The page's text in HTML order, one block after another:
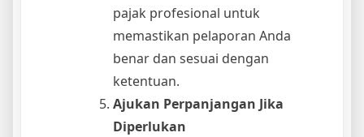
pajak profesional untuk
memastikan pelaporan Anda
benar dan sesuai dengan
ketentuan.
Ajukan Perpanjangan Jika
Diperlukan